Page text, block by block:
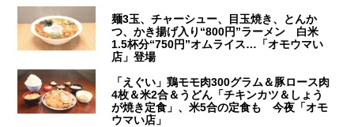
麺3玉、チャーシュー、目玉焼き、とんか
つ、かき揚げ入り“800円”ラーメン 白米
1.5杯分“750円”オムライス…「オモウマい
店」登場
「えぐい」鶏モモ肉300グラム＆豚ロース肉
4枚＆米2合＆うどん「チキンカツ＆しょう
が焼き定食」、米5合の定食も 今夜「オモ
ウマい店」